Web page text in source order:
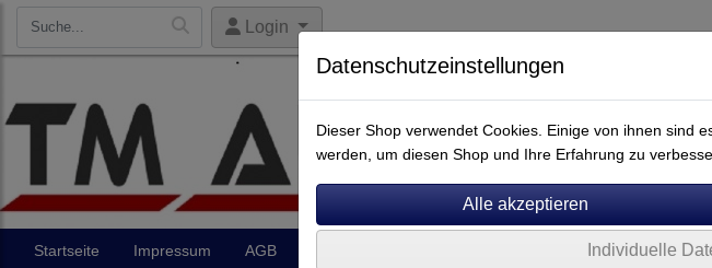
Login
Startseite Impressum AGB
Datenschutzeinstellungen
Dieser Shop verwendet Cookies. Einige von ihnen sind
werden, um diesen Shop und Ihre Erfahrung zu
Individuelle